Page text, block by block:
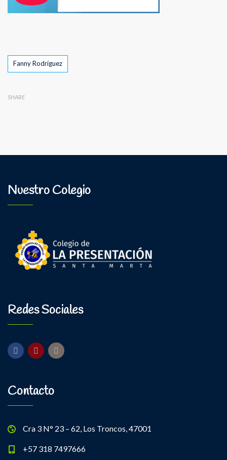
Tags
Fanny Rodríguez
SHARE
Nuestro Colegio
Redes Sociales
Contacto
Cra 3 N° 23 – 62, Los Troncos, 47001
+57 318 7497666